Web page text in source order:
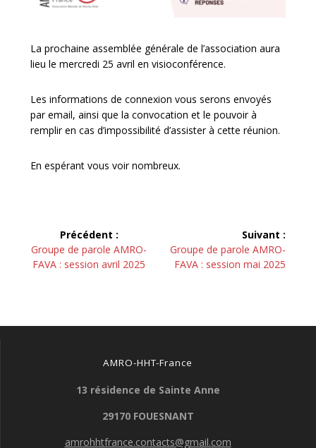
La prochaine assemblée générale de l’association aura
lieu le mercredi 25 avril en visioconférence.
Les informations de connexion vous serons envoyés
par email, ainsi que la convocation et le pouvoir à
remplir en cas d’impossibilité d’assister à cette réunion.
En espérant vous voir nombreux.
Navigation
de
Précédent :
Article
précédent :
Groupe de parole AMRO-
FAVA : session avril 2025
Suivant :
Article
suivant :
Groupe de parole AMRO-
FAVA : session mai 2025
AMRO-HHT-France
13 résidence de Sainte Anne
29170 FOUESNANT
amrohhtfrance.contacts@gmail.com